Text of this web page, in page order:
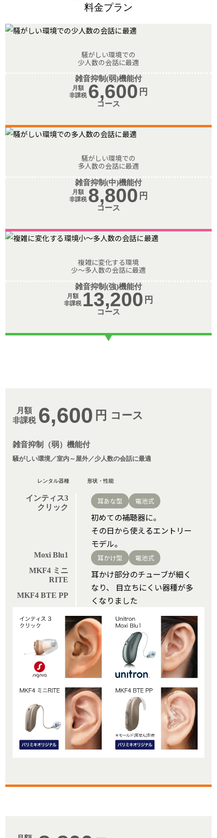
料金プラン
騒がしい環境での
少人数の会話に最適
雑音抑制(弱)機能付
月額
非課税 6,600 円
コース
騒がしい環境での
多人数の会話に最適
雑音抑制(中)機能付
月額
非課税 8,800 円
コース
複雑に変化する環境
少～多人数の会話に最適
雑音抑制(強)機能付
月額
非課税 13,200 円
コース
月額
非課税 6,600 円 コース
雑音抑制（弱）機能付
騒がしい環境／室内～屋外／少人数の会話に最適
インティス3
クリック
耳あな型 電池式
初めての補聴器に。
その日から使えるエントリー
モデル。
Moxi Blu1
MKF4 ミニ
RITE
MKF4 BTE PP
耳かけ型 電池式
耳かけ部分のチューブが細く
なり、 目立ちにくい器種が多
くなりました